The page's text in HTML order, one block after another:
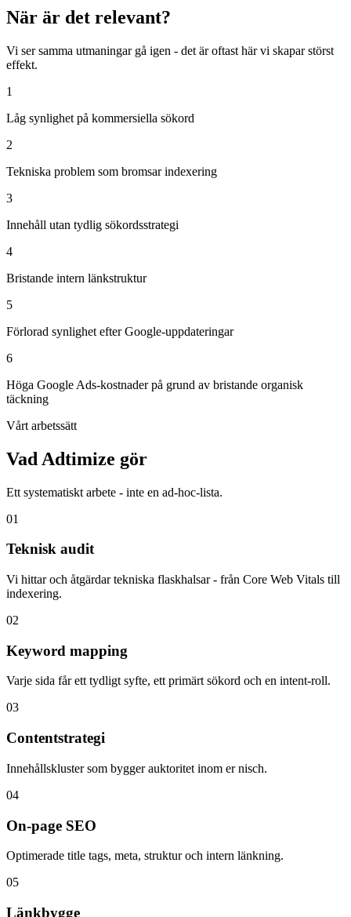
När är det relevant?
Vi ser samma utmaningar gå igen - det är oftast här vi skapar störst
effekt.
1
Låg synlighet på kommersiella sökord
2
Tekniska problem som bromsar indexering
3
Innehåll utan tydlig sökordsstrategi
4
Bristande intern länkstruktur
5
Förlorad synlighet efter Google-uppdateringar
6
Höga Google Ads-kostnader på grund av bristande organisk
täckning
Vårt arbetssätt
Vad Adtimize gör
Ett systematiskt arbete - inte en ad-hoc-lista.
01
Teknisk audit
Vi hittar och åtgärdar tekniska flaskhalsar - från Core Web Vitals till
indexering.
02
Keyword mapping
Varje sida får ett tydligt syfte, ett primärt sökord och en intent-roll.
03
Contentstrategi
Innehållskluster som bygger auktoritet inom er nisch.
04
On-page SEO
Optimerade title tags, meta, struktur och intern länkning.
05
Länkbygge